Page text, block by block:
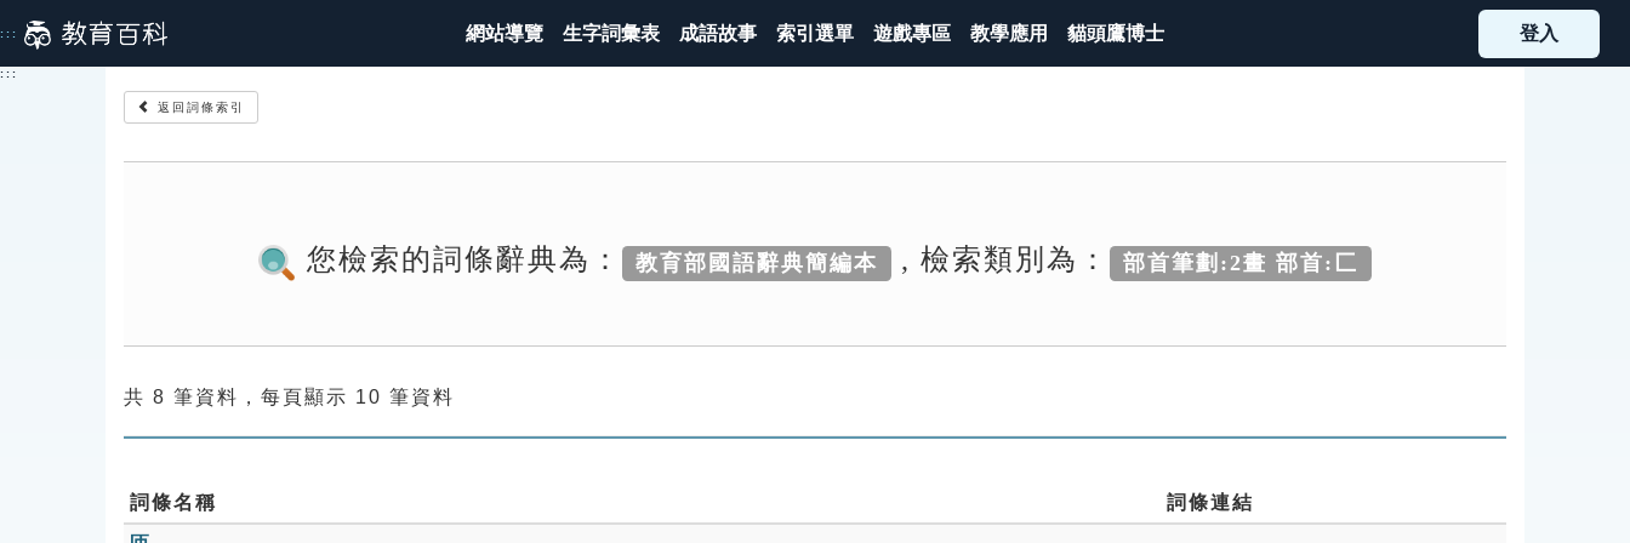
到
主
::: 網站導覽 生字詞彙表 成語故事 索引選單 遊戲專區 教學應用 貓頭鷹博士 登入
:::
返回詞條索引
您檢索的詞條辭典為： 教育部國語辭典簡編本 , 檢索類別為： 部首筆劃:2畫 部首:匚
共 8 筆資料，每頁顯示 10 筆資料
詞條名稱
詞條連結